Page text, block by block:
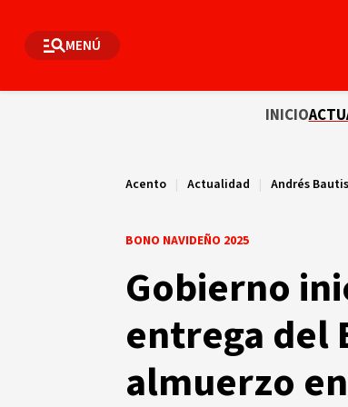
MENÚ
INICIO
Acento | Actualidad | Andrés
BONO NAVIDEÑO 2025
Gobierno
entrega del
almuerzo